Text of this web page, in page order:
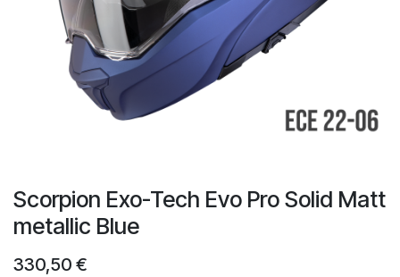
Scorpion Exo-Tech Evo Pro Solid Matt
metallic Blue
330,50 €